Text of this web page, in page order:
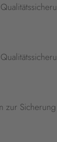
zur